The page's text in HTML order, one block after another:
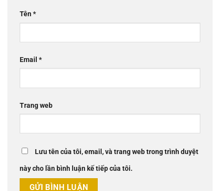
Tên*
Email *
Trang web
Lưu tên của tôi, email, và trang web trong trình duyệt
này cho lần bình luận kế tiếp của tôi.